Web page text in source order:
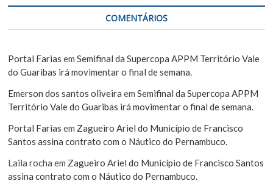
COMENTÁRIOS
Portal Farias emSemifinal da Supercopa APPM Território Vale
do Guaribas irá movimentar o final de semana.
Emerson dos santos oliveira emSemifinal da Supercopa APPM
Território Vale do Guaribas irá movimentar o final de semana.
Portal Farias em Zagueiro Ariel do Município de Francisco
Santos assina contrato com o Náutico do Pernambuco.
Laila rocha em Zagueiro Ariel do Município de Francisco Santos
assina contrato com o Náutico do Pernambuco.